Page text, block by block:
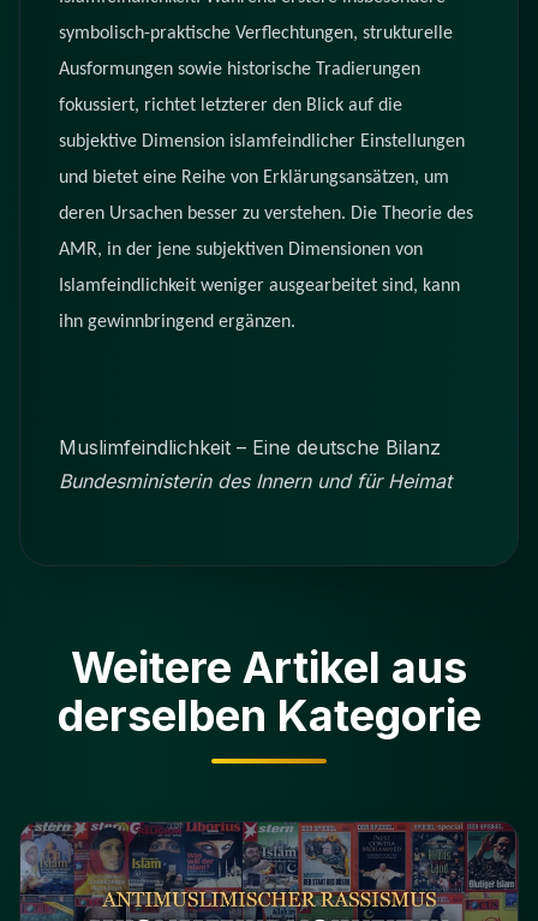
symbolisch-praktische Verflechtungen, strukturelle
Ausformungen sowie historische Tradierungen
fokussiert, richtet letzterer den Blick auf die
subjektive Dimension islamfeindlicher Einstellungen
und bietet eine Reihe von Erklärungsansätzen, um
deren Ursachen besser zu verstehen. Die Theorie des
AMR, in der jene subjektiven Dimensionen von
Islamfeindlichkeit weniger ausgearbeitet sind, kann
ihn gewinnbringend ergänzen.
Muslimfeindlichkeit – Eine deutsche Bilanz
Bundesministerin des Innern und für Heimat
Weitere Artikel aus
derselben Kategorie